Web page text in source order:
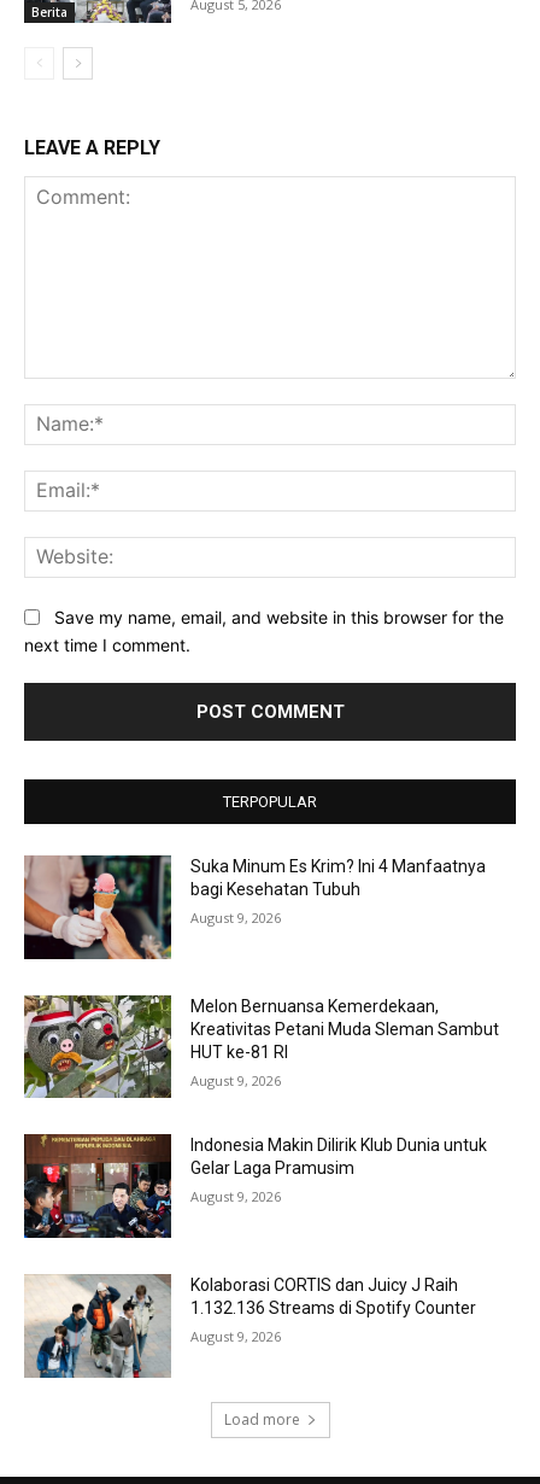
Berita August 5, 2026
LEAVE A REPLY
Save my name, email, and website in this browser for the
next time I comment.
TERPOPULAR
Suka Minum Es Krim? Ini 4 Manfaatnya
bagi Kesehatan Tubuh
August 9, 2026
Melon Bernuansa Kemerdekaan,
Kreativitas Petani Muda Sleman Sambut
HUT ke-81 RI
August 9, 2026
Indonesia Makin Dilirik Klub Dunia untuk
Gelar Laga Pramusim
August 9, 2026
Kolaborasi CORTIS dan Juicy J Raih
1.132.136 Streams di Spotify Counter
August 9, 2026
Load more